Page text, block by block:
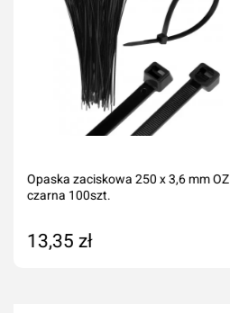
Opaska zaciskowa 250 x 3,6 mm OZ
czarna 100szt.
13,35 zł